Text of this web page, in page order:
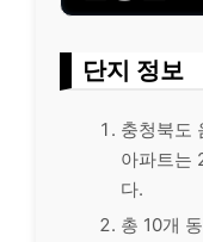
단지 정보
충청북도
아파트는
다.
총 10개